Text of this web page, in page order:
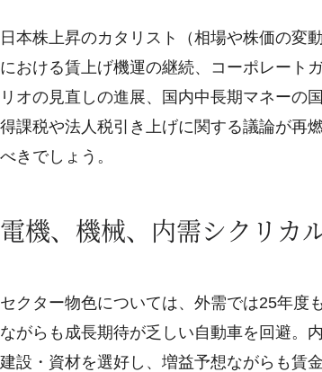
日本株上昇のカタリスト（相場や株価の変
における賃上げ機運の継続、コーポレート
リオの見直しの進展、国内中長期マネーの
得課税や法人税引き上げに関する議論が再
べきでしょう。
電機、機械、内需シクリカ
セクター物色については、外需では25年度
ながらも成長期待が乏しい自動車を回避。
建設・資材を選好し、増益予想ながらも賃